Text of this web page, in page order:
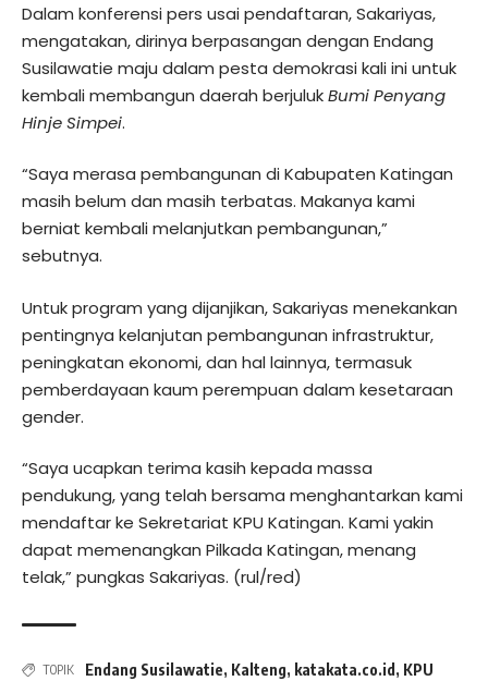
Dalam konferensi pers usai pendaftaran, Sakariyas,
mengatakan, dirinya berpasangan dengan Endang
Susilawatie maju dalam pesta demokrasi kali ini untuk
kembali membangun daerah berjulukBumi Penyang
Hinje Simpei.
“Saya merasa pembangunan di Kabupaten Katingan
masih belum dan masih terbatas. Makanya kami
berniat kembali melanjutkan pembangunan,”
sebutnya.
Untuk program yang dijanjikan, Sakariyas menekankan
pentingnya kelanjutan pembangunan infrastruktur,
peningkatan ekonomi, dan hal lainnya, termasuk
pemberdayaan kaum perempuan dalam kesetaraan
gender.
“Saya ucapkan terima kasih kepada massa
pendukung, yang telah bersama menghantarkan kami
mendaftar ke Sekretariat KPU Katingan. Kami yakin
dapat memenangkan Pilkada Katingan, menang
telak,” pungkas Sakariyas. (rul/red)
TOPIK Endang Susilawatie, Kalteng, katakata.co.id, KPU